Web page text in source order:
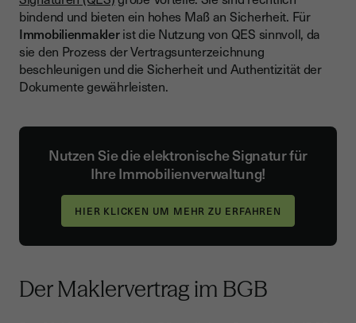
bindend und bieten ein hohes Maß an Sicherheit. Für
Immobilienmaklerist die Nutzung von QES sinnvoll, da
sie den Prozess der Vertragsunterzeichnung
beschleunigen und die Sicherheit und Authentizität der
Dokumente gewährleisten.
Nutzen Sie die elektronische Signatur für
Ihre Immobilienverwaltung!
HIER KLICKEN UM MEHR ZU ERFAHREN
Der Maklervertrag im BGB